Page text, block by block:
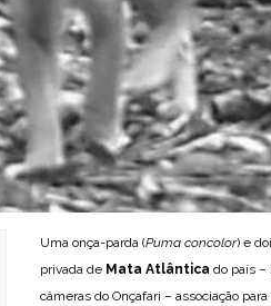
Uma onça-parda (Puma concolor) e
privada de Mata Atlântica do país –
câmeras do Onçafari – associação